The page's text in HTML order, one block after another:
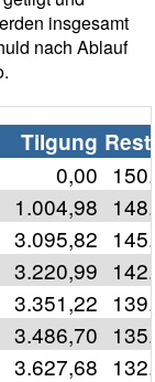
insgesamt
nach Ablauf
Tilgung
0,00
1.004,98
3.095,82
3.220,99
3.351,22
3.486,70
3.627,68